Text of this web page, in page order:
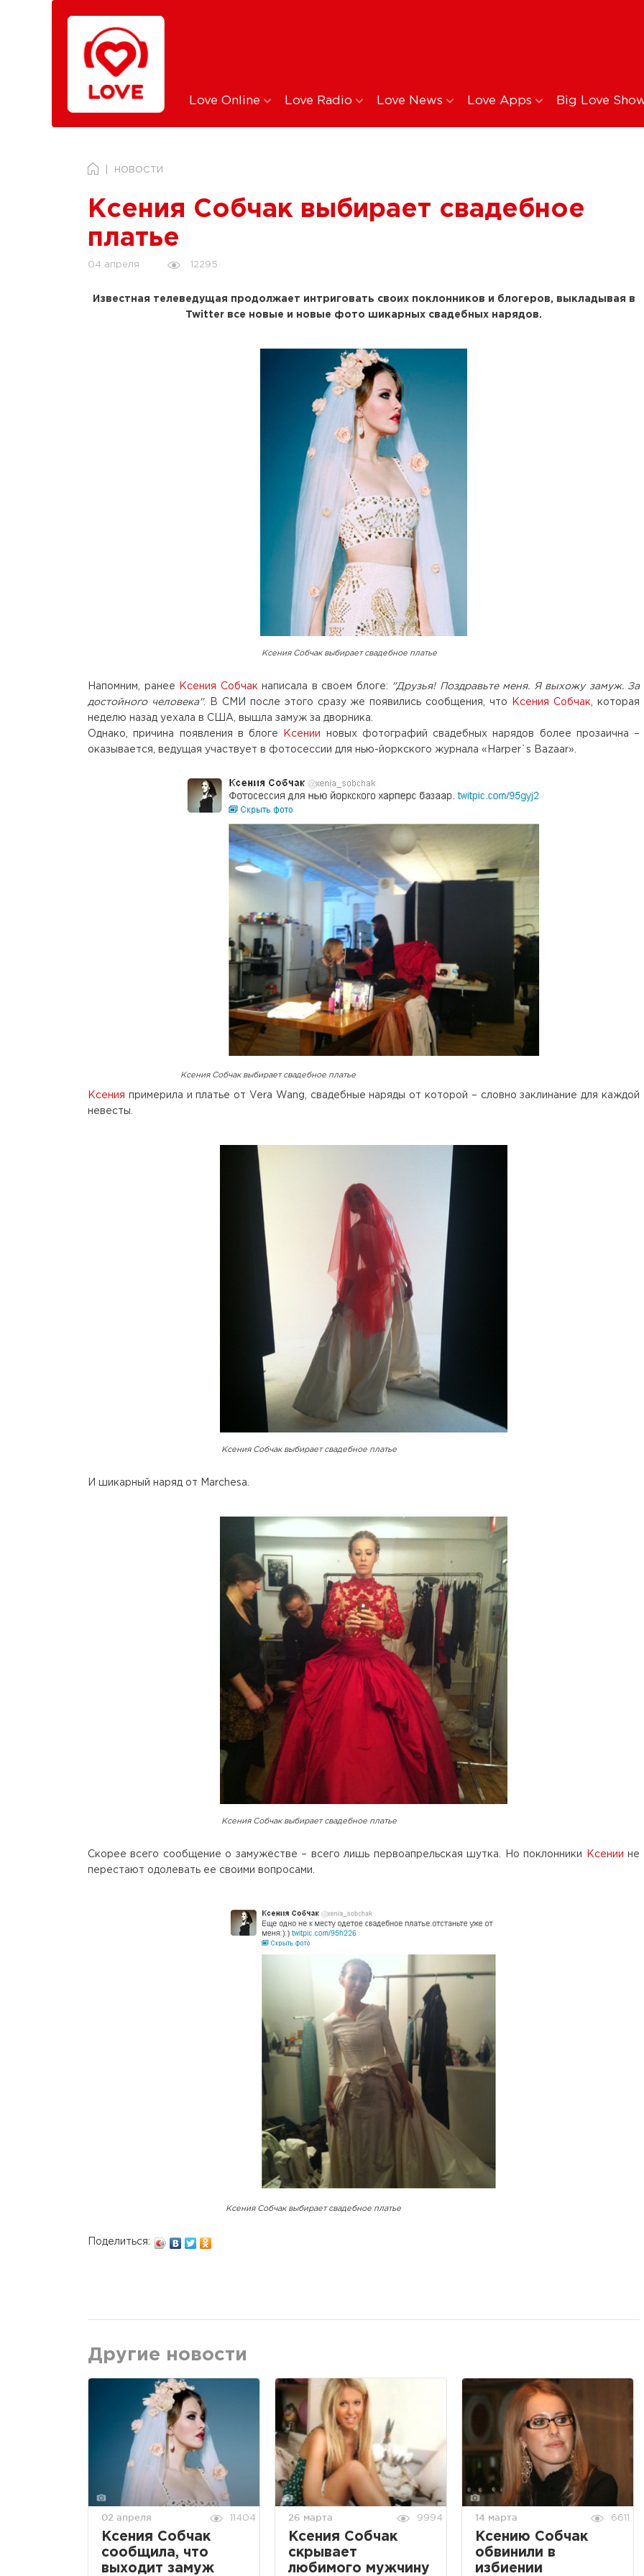
Love Online Love Radio Love News Love Apps Big Love
НОВОСТИ
Ксения Собчак выбирает свадебное
платье
04 апреля 12295
Известная телеведущая продолжает интриговать своих поклонников и блогеров, выкладывая в
Twitter все новые и новые фото шикарных свадебных нарядов.
Ксения Собчак выбирает свадебное платье
Напомним, ранее Ксения Собчак написала в своем блоге:
"Друзья! Поздравьте меня. Я выхожу замуж. За
достойного человека". В СМИ после этого сразу же появились сообщения, что Ксения Собчак , которая
неделю назад уехала в США, вышла замуж за дворника.
Однако, причина появления в блоге
Ксении
новых фотографий свадебных нарядов более прозаична –
оказывается, ведущая участвует в фотосессии для нью-йоркского журнала «Harper`s Bazaar».
Ксения Собчак выбирает свадебное платье
Ксения примерила и платье от Vera Wang, свадебные наряды от которой – словно заклинание для каждой
невесты.
Ксения Собчак выбирает свадебное платье
И шикарный наряд от Marchesa.
Ксения Собчак выбирает свадебное платье
Скорее всего сообщение о замужестве – всего лишь первоапрельская шутка. Но поклонники Ксении не
перестают одолевать ее своими вопросами.
Ксения Собчак выбирает свадебное платье
Поделиться:
Другие новости
02 апреля 11404
Ксения Собчак
сообщила, что
выходит замуж
26 марта 9994
Ксения Собчак
скрывает
любимого мужчину
14 марта 6611
Ксению Собчак
обвинили в
избиении